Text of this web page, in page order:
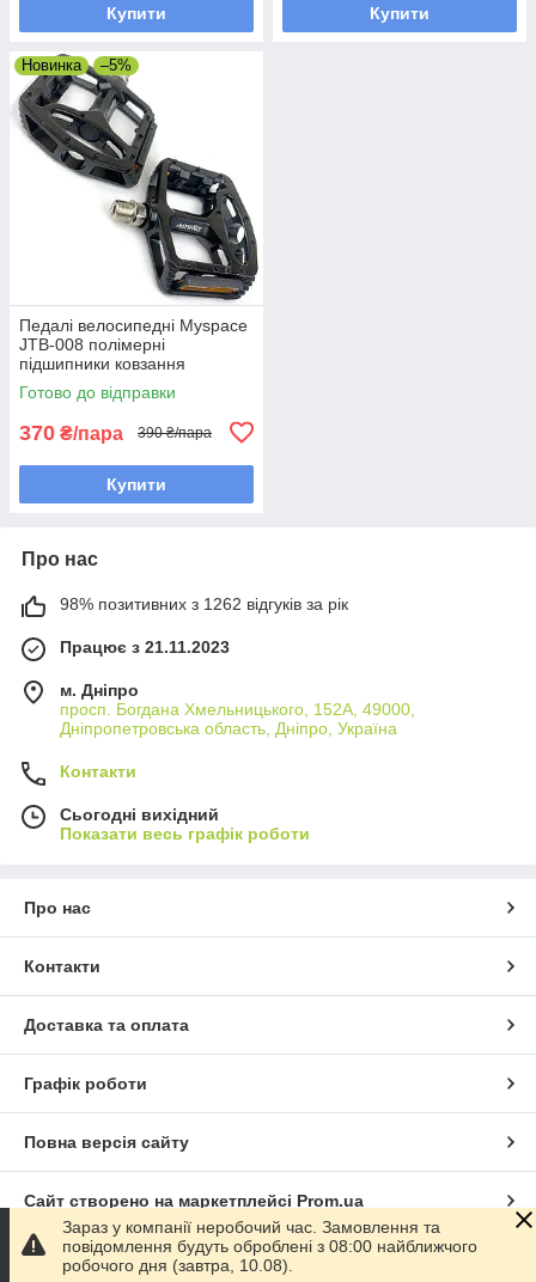
Купити Купити
Новинка –5%
Педалі велосипедні Myspace
JTB-008 полімерні
підшипники ковзання
Готово до відправки
370 ₴/пара 390 ₴/пара
Купити
Про нас
98% позитивних з 1262 відгуків за рік
Працює з 21.11.2023
м. Дніпро
просп. Богдана Хмельницького, 152А, 49000,
Дніпропетровська область, Дніпро, Україна
Контакти
Сьогодні вихідний
Показати весь графік роботи
Про нас
Контакти
Доставка та оплата
Графік роботи
Повна версія сайту
Сайт створено на маркетплейсі Prom.ua
Політика конфіденційності
Зараз у компанії неробочий час. Замовлення та
повідомлення будуть оброблені з 08:00 найближчого
робочого дня (завтра, 10.08).